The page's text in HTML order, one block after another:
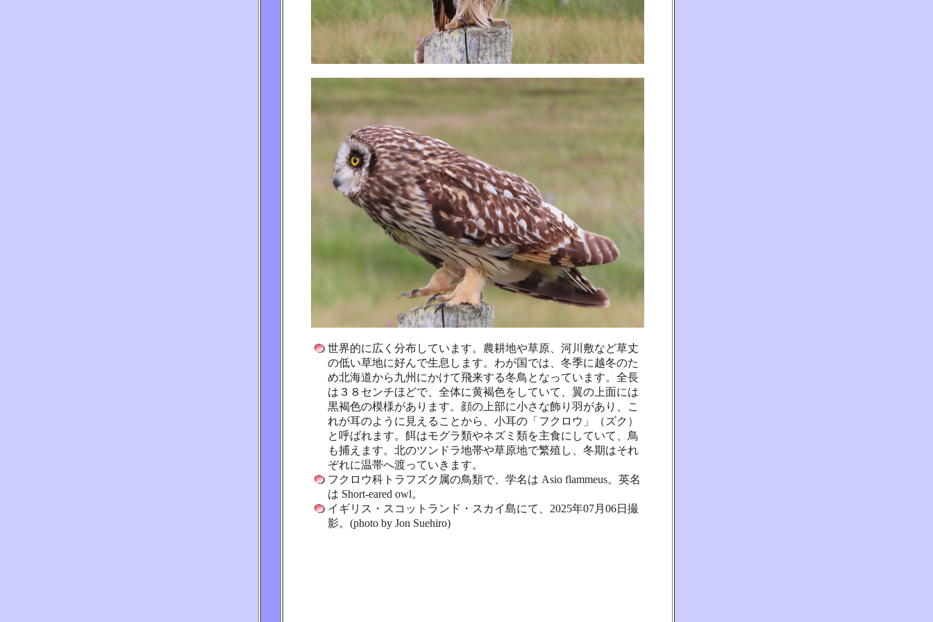
世界的に広く分布しています。農耕地や草原、河川敷など草丈
の低い草地に好んで生息します。わが国では、冬季に越冬のた
め北海道から九州にかけて飛来する冬鳥となっています。全長
は３８センチほどで、全体に黄褐色をしていて、翼の上面には
黒褐色の模様があります。顔の上部に小さな飾り羽があり、こ
れが耳のように見えることから、小耳の「フクロウ」（ズク）
と呼ばれます。餌はモグラ類やネズミ類を主食にしていて、鳥
も捕えます。北のツンドラ地帯や草原地で繁殖し、冬期はそれ
ぞれに温帯へ渡っていきます。
フクロウ科トラフズク属の鳥類で、学名は Asio flammeus。英名
は Short-eared owl。
イギリス・スコットランド・スカイ島にて、2025年07月06日撮
影。(photo by Jon Suehiro)